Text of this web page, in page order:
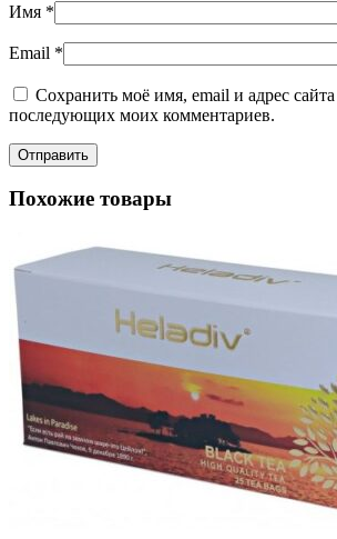
Имя *
Email *
Сохранить моё имя, email и адрес сайта
последующих моих комментариев.
Похожие товары